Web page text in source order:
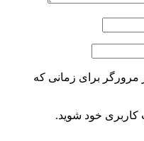
مرورگر برای زمانی که
کاربری خود شوید.